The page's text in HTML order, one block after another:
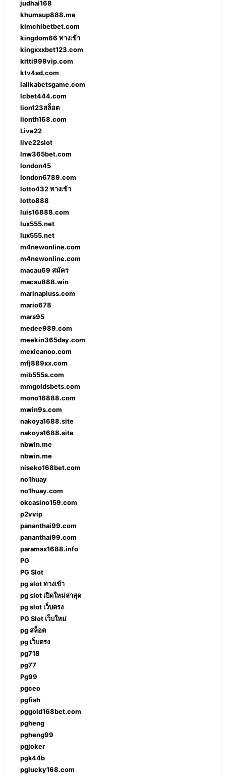
judhai168
khumsup888.me
kimchibetbet.com
kingdom66 ทางเข้า
kingxxxbet123.com
kitti999vip.com
ktv4sd.com
lalikabetsgame.com
lcbet444.com
lion123สล็อต
lionth168.com
Live22
live22slot
lnw365bet.com
london45
london6789.com
lotto432 ทางเข้า
lotto888
luis16888.com
lux555.net
lux555.net
m4newonline.com
m4newonline.com
macau69 สมัคร
macau888.win
marinapluss.com
mario678
mars95
medee989.com
meekin365day.com
mexicanoo.com
mfj889xx.com
mib555s.com
mmgoldsbets.com
mono16888.com
mwin9s.com
nakoya1688.site
nakoya1688.site
nbwin.me
nbwin.me
niseko168bet.com
no1huay
no1huay.com
okcasino159.com
p2vvip
pananthai99.com
pananthai99.com
paramax1688.info
PG
PG Slot
pg slot ทางเข้า
pg slot เปิดใหม่ล่าสุด
pg slot เว็บตรง
PG Slot เว็บใหม่
pg สล็อต
pg เว็บตรง
pg718
pg77
Pg99
pgceo
pgfish
pggold168bet.com
pgheng
pgheng99
pgjoker
pgk44b
pglucky168.com